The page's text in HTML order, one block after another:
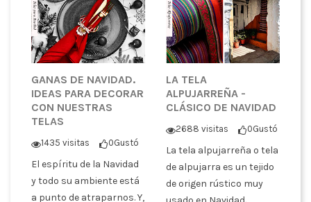
GANAS DE NAVIDAD.
IDEAS PARA DECORAR
CON NUESTRAS
TELAS
1435 visitas 0Gustó
El espíritu de la Navidad
y todo su ambiente está
a punto de atraparnos. Y,
LA TELA
ALPUJARREÑA -
CLÁSICO DE NAVIDAD
2688 visitas 0Gustó
La tela alpujarreña o tela
de alpujarra es un tejido
de origen rústico muy